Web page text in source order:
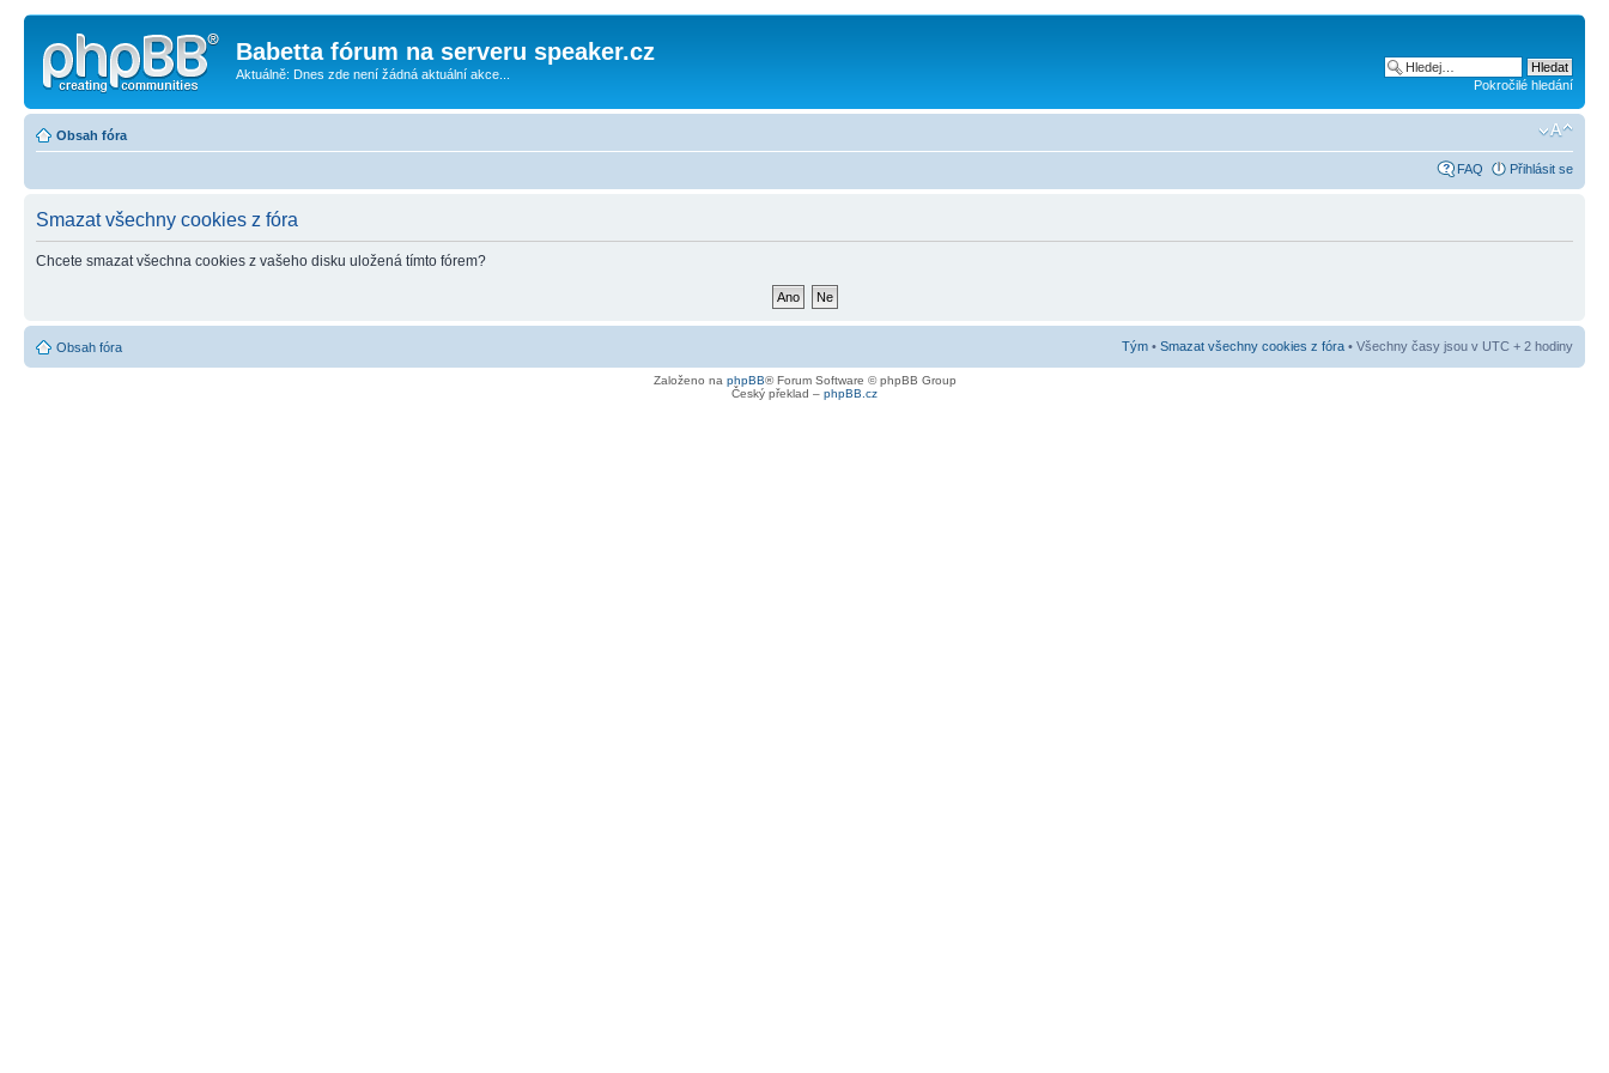
Babetta fórum na serveru speaker.cz
Aktuálně: Dnes zde není žádná aktuální akce...
Pokročilé hledání
Obsah fóra
FAQ Přihlásit se
Smazat všechny cookies z fóra
Chcete smazat všechna cookies z vašeho disku uložená tímto fórem?
Obsah fóra Tým • Smazat všechny cookies z fóra • Všechny časy jsou v UTC + 2 hodiny
Založeno na phpBB® Forum Software © phpBB Group
Český překlad – phpBB.cz